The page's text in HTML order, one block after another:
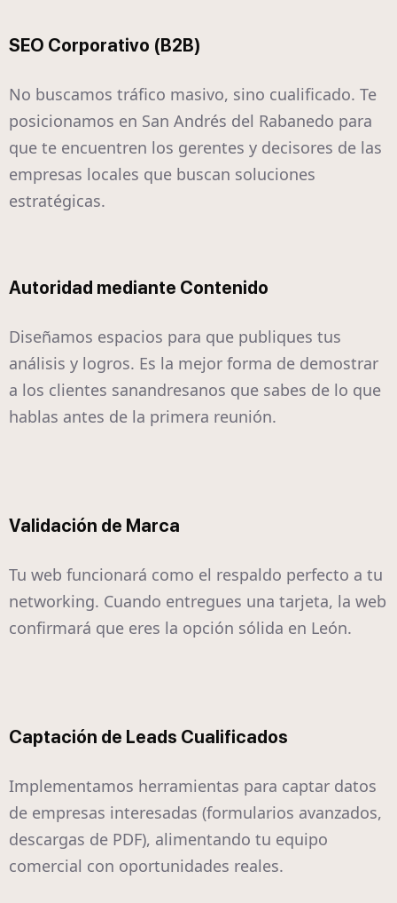
SEO Corporativo (B2B)
No buscamos tráfico masivo, sino cualificado. Te
posicionamos en San Andrés del Rabanedo para
que te encuentren los gerentes y decisores de las
empresas locales que buscan soluciones
estratégicas.
Autoridad mediante Contenido
Diseñamos espacios para que publiques tus
análisis y logros. Es la mejor forma de demostrar
a los clientes sanandresanos que sabes de lo que
hablas antes de la primera reunión.
Validación de Marca
Tu web funcionará como el respaldo perfecto a tu
networking. Cuando entregues una tarjeta, la web
confirmará que eres la opción sólida en León.
Captación de Leads Cualificados
Implementamos herramientas para captar datos
de empresas interesadas (formularios avanzados,
descargas de PDF), alimentando tu equipo
comercial con oportunidades reales.